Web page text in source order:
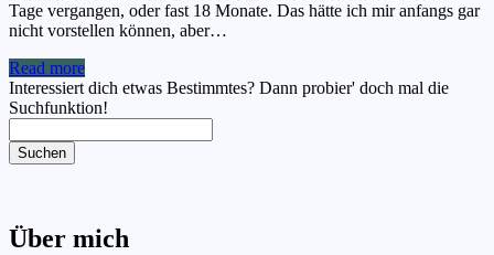
Tage vergangen, oder fast 18 Monate. Das hätte ich mir anfangs gar
nicht vorstellen können, aber…
Read more
Interessiert dich etwas Bestimmtes? Dann probier' doch mal die
Suchfunktion!
Suchen
Über mich